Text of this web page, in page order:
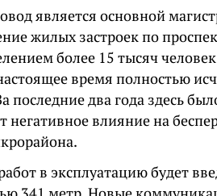
является основной
жилых застроек по
более 15 тысяч
время полностью
последние два года здесь
негативное влияние на
в эксплуатацию будет